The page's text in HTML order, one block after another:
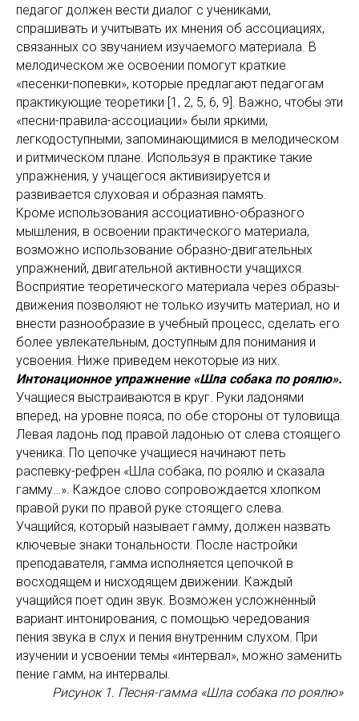
педагог должен вести диалог с учениками,
спрашивать и учитывать их мнения об ассоциациях,
связанных со звучанием изучаемого материала. В
мелодическом же освоении помогут краткие
«песенки-попевки», которые предлагают педагогам
практикующие теоретики [1, 2, 5, 6, 9]. Важно, чтобы эти
«песни-правила-ассоциации» были яркими,
легкодоступными, запоминающимися в мелодическом
и ритмическом плане. Используя в практике такие
упражнения, у учащегося активизируется и
развивается слуховая и образная память.
Кроме использования ассоциативно-образного
мышления, в освоении практического материала,
возможно использование образно-двигательных
упражнений, двигательной активности учащихся.
Восприятие теоретического материала через образы-
движения позволяют не только изучить материал, но и
внести разнообразие в учебный процесс, сделать его
более увлекательным, доступным для понимания и
усвоения. Ниже приведем некоторые из них.
Интонационное упражнение «Шла собака по роялю».
Учащиеся выстраиваются в круг. Руки ладонями
вперед, на уровне пояса, по обе стороны от туловища.
Левая ладонь под правой ладонью от слева стоящего
ученика. По цепочке учащиеся начинают петь
распевку-рефрен «Шла собака, по роялю и сказала
гамму…». Каждое слово сопровождается хлопком
правой руки по правой руке стоящего слева.
Учащийся, который называет гамму, должен назвать
ключевые знаки тональности. После настройки
преподавателя, гамма исполняется цепочкой в
восходящем и нисходящем движении. Каждый
учащийся поет один звук. Возможен усложненный
вариант интонирования, с помощью чередования
пения звука в слух и пения внутренним слухом. При
изучении и усвоении темы «интервал», можно заменить
пение гамм, на интервалы.
Рисунок 1. Песня-гамма «Шла собака по роялю»